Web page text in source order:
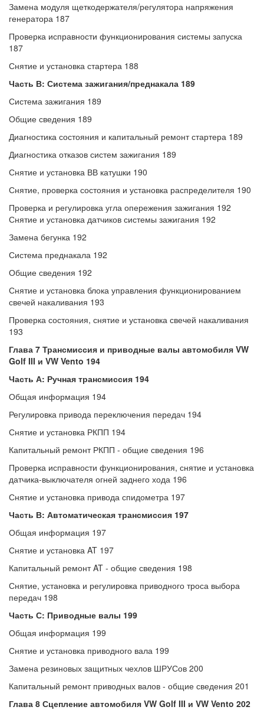
Замена модуля щеткодержателя/регулятора напряжения
генератора 187
Проверка исправности функционирования системы запуска
187
Снятие и установка стартера 188
Часть В: Система зажигания/преднакала 189
Система зажигания 189
Общие сведения 189
Диагностика состояния и капитальный ремонт стартера 189
Диагностика отказов систем зажигания 189
Снятие и установка ВВ катушки 190
Снятие, проверка состояния и установка распределителя 190
Проверка и регулировка угла опережения зажигания 192
Снятие и установка датчиков системы зажигания 192
Замена бегунка 192
Система преднакала 192
Общие сведения 192
Снятие и установка блока управления функционированием
свечей накаливания 193
Проверка состояния, снятие и установка свечей накаливания
193
Глава 7 Трансмиссия и приводные валы автомобиля VW
Golf III и VW Vento 194
Часть А: Ручная трансмиссия 194
Общая информация 194
Регулировка привода переключения передач 194
Снятие и установка РКПП 194
Капитальный ремонт РКПП - общие сведения 196
Проверка исправности функционирования, снятие и установка
датчика-выключателя огней заднего хода 196
Снятие и установка привода спидометра 197
Часть В: Автоматическая трансмиссия 197
Общая информация 197
Снятие и установка AT 197
Капитальный ремонт AT - общие сведения 198
Снятие, установка и регулировка приводного троса выбора
передач 198
Часть С: Приводные валы 199
Общая информация 199
Снятие и установка приводного вала 199
Замена резиновых защитных чехлов ШРУСов 200
Капитальный ремонт приводных валов - общие сведения 201
Глава 8 Сцепление автомобиля VW Golf III и VW Vento 202